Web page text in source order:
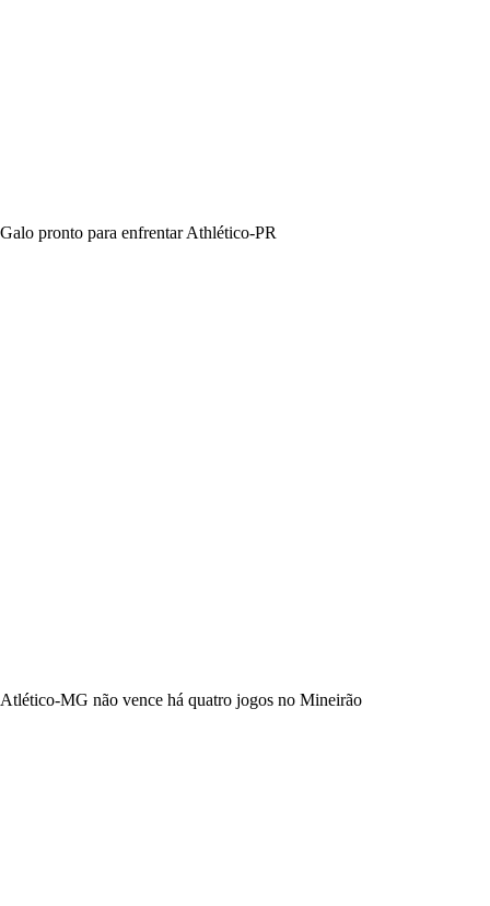
Galo pronto para enfrentar Athlético-PR
Atlético-MG não vence há quatro jogos no Mineirão